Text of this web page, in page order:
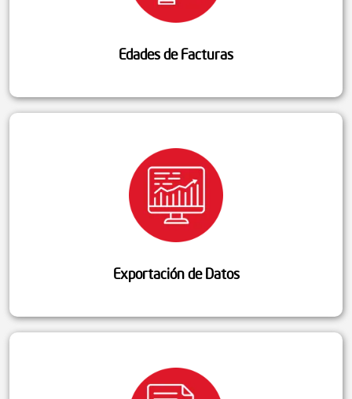
Edades de Facturas
Exportación de Datos